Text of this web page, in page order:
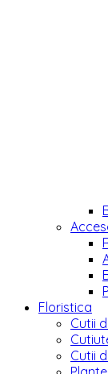
Floristica
Cutii
Cutii